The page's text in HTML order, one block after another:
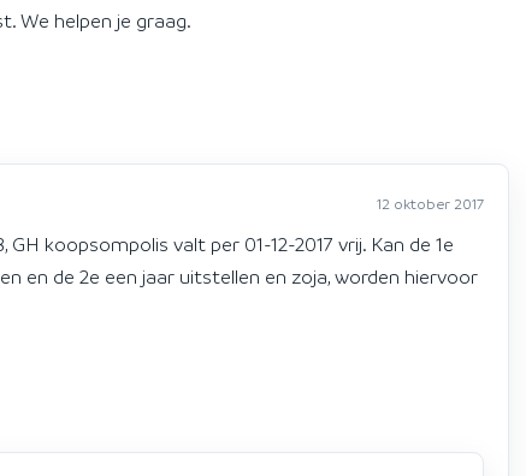
We helpen je graag.
12 oktober 2017
GH koopsompolis valt per 01-12-2017 vrij. Kan de 1e
en de 2e een jaar uitstellen en zoja, worden hiervoor